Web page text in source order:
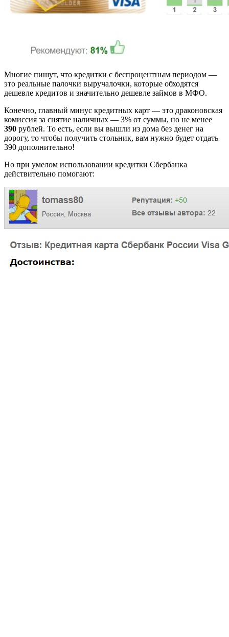
Многие пишут, что кредитки с беспроцентным периодом —
это реальные палочки выручалочки, которые обходятся
дешевле кредитов и значительно дешевле займов в МФО.
Конечно, главный минус кредитных карт — это драконовская
комиссия за снятие наличных — 3% от суммы, но не менее
390 рублей. То есть, если вы вышли из дома без денег на
дорогу, то чтобы получить стольник, вам нужно будет отдать
390 дополнительно!
Но при умелом использовании кредитки Сбербанка
действительно помогают: